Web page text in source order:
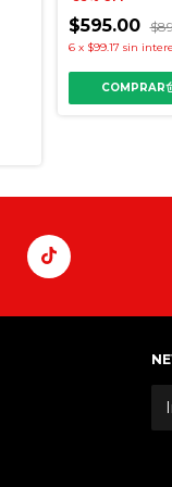
$595.00
6 x $99.17 sin